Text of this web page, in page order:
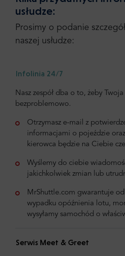
usłudze:
Prosimy o podanie
naszej usłudze:
Infolinia 24/7
Nasz zespół dba o to, żeby
bezproblemowo.
Otrzymasz e-mail z
informacjami o pojeździe
kierowca będzie na Ciebie
Wyślemy do ciebie
jakichkolwiek zmian lub
MrShuttle.com gwarantuje
wypadku opóźnienia lotu,
wysyłamy samochód o
Serwis Meet & Greet